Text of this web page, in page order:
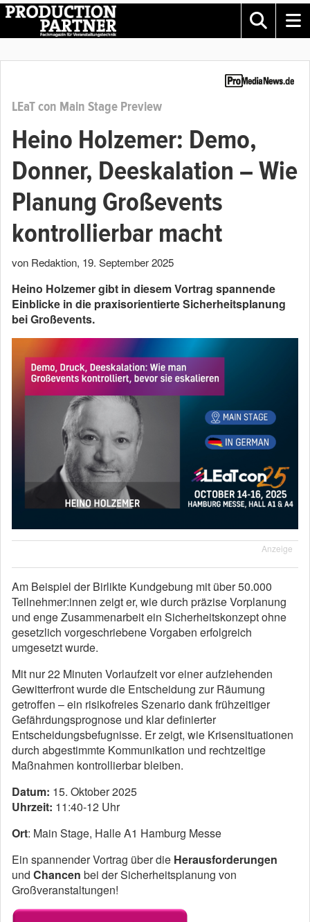
LEaT con Main Stage Preview
Heino Holzemer: Demo,
Donner, Deeskalation – Wie
Planung Großevents
kontrollierbar macht
von Redaktion, 19. September 2025
Heino Holzemer gibt in diesem Vortrag spannende
Einblicke in die praxisorientierte Sicherheitsplanung
bei Großevents.
Anzeige
Am Beispiel der Birlikte Kundgebung mit über 50.000
Teilnehmer:innen zeigt er, wie durch präzise Vorplanung
und enge Zusammenarbeit ein Sicherheitskonzept ohne
gesetzlich vorgeschriebene Vorgaben erfolgreich
umgesetzt wurde.
Mit nur 22 Minuten Vorlaufzeit vor einer aufziehenden
Gewitterfront wurde die Entscheidung zur Räumung
getroffen – ein risikofreies Szenario dank frühzeitiger
Gefährdungsprognose und klar definierter
Entscheidungsbefugnisse. Er zeigt, wie Krisensituationen
durch abgestimmte Kommunikation und rechtzeitige
Maßnahmen kontrollierbar bleiben.
Datum: 15. Oktober 2025
Uhrzeit: 11:40-12 Uhr
Ort: Main Stage, Halle A1 Hamburg Messe
Ein spannender Vortrag über die Herausforderungen
und Chancen bei der Sicherheitsplanung von
Großveranstaltungen!